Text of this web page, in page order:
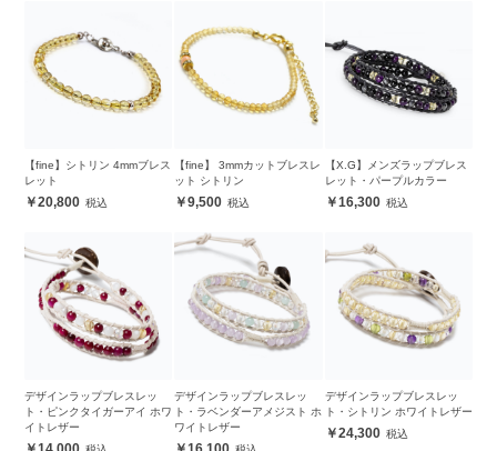
【fine】シトリン 4mmブレス
レット
20,800
【fine】 3mmカットブレスレ
ット シトリン
9,500
【X.G】メンズラップブレス
レット・パープルカラー
16,300
デザインラップブレスレッ
ト・ピンクタイガーアイ ホワ
イトレザー
デザインラップブレスレッ
ト・ラベンダーアメジスト ホ
ワイトレザー
デザインラップブレスレッ
ト・シトリン ホワイトレザー
24,300